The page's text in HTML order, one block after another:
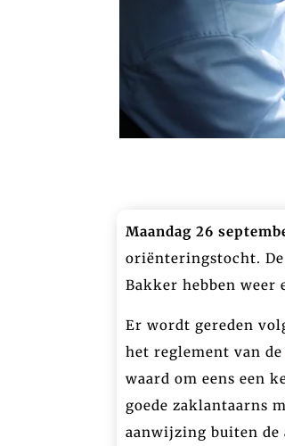
Maandag 26
oriënteringstocht.
Bakker hebben weer
Er wordt gereden
het reglement van
waard om eens een
goede zaklantaarns
aanwijzing buiten de